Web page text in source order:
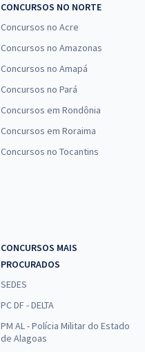
CONCURSOS NO NORTE
Concursos no Acre
Concursos no Amazonas
Concursos no Amapá
Concursos no Pará
Concursos em Rondônia
Concursos em Roraima
Concursos no Tocantins
CONCURSOS MAIS
PROCURADOS
SEDES
PC DF - DELTA
PM AL - Polícia Militar do Estado
de Alagoas